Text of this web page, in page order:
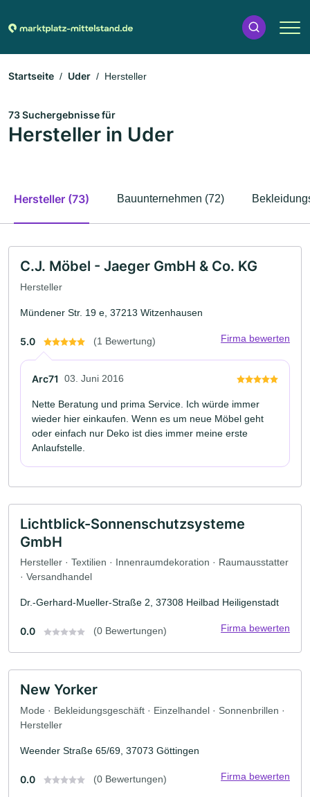
Startseite Uder Hersteller
73 Suchergebnisse für
Hersteller in Uder
Hersteller (73) Bauunternehmen (72)
C.J. Möbel - Jaeger GmbH & Co. KG
Hersteller
Mündener Str. 19 e, 37213 Witzenhausen
5.0 (1 Bewertung) Firma bewerten
Arc71 03. Juni 2016
Nette Beratung und prima Service. Ich würde immer
wieder hier einkaufen. Wenn es um neue Möbel geht
oder einfach nur Deko ist dies immer meine erste
Anlaufstelle.
Lichtblick-Sonnenschutzsysteme
GmbH
Hersteller · Textilien · Innenraumdekoration · Raumausstatter
· Versandhandel
Dr.-Gerhard-Mueller-Straße 2, 37308 Heilbad Heiligenstadt
0.0 (0 Bewertungen) Firma bewerten
New Yorker
Mode · Bekleidungsgeschäft · Einzelhandel · Sonnenbrillen ·
Hersteller
Weender Straße 65/69, 37073 Göttingen
0.0 (0 Bewertungen) Firma bewerten